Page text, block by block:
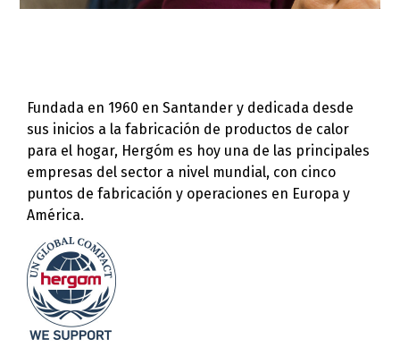
Fundada en 1960 en Santander y dedicada desde
sus inicios a la fabricación de productos de calor
para el hogar, Hergóm es hoy una de las principales
empresas del sector a nivel mundial, con cinco
puntos de fabricación y operaciones en Europa y
América.